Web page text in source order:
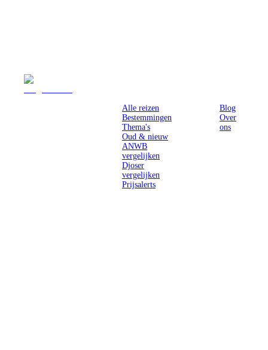
Alle reizen
Bestemmingen
Thema's
Oud & nieuw
ANWB
vergelijken
Djoser
vergelijken
Prijsalerts
Blog
Over
ons